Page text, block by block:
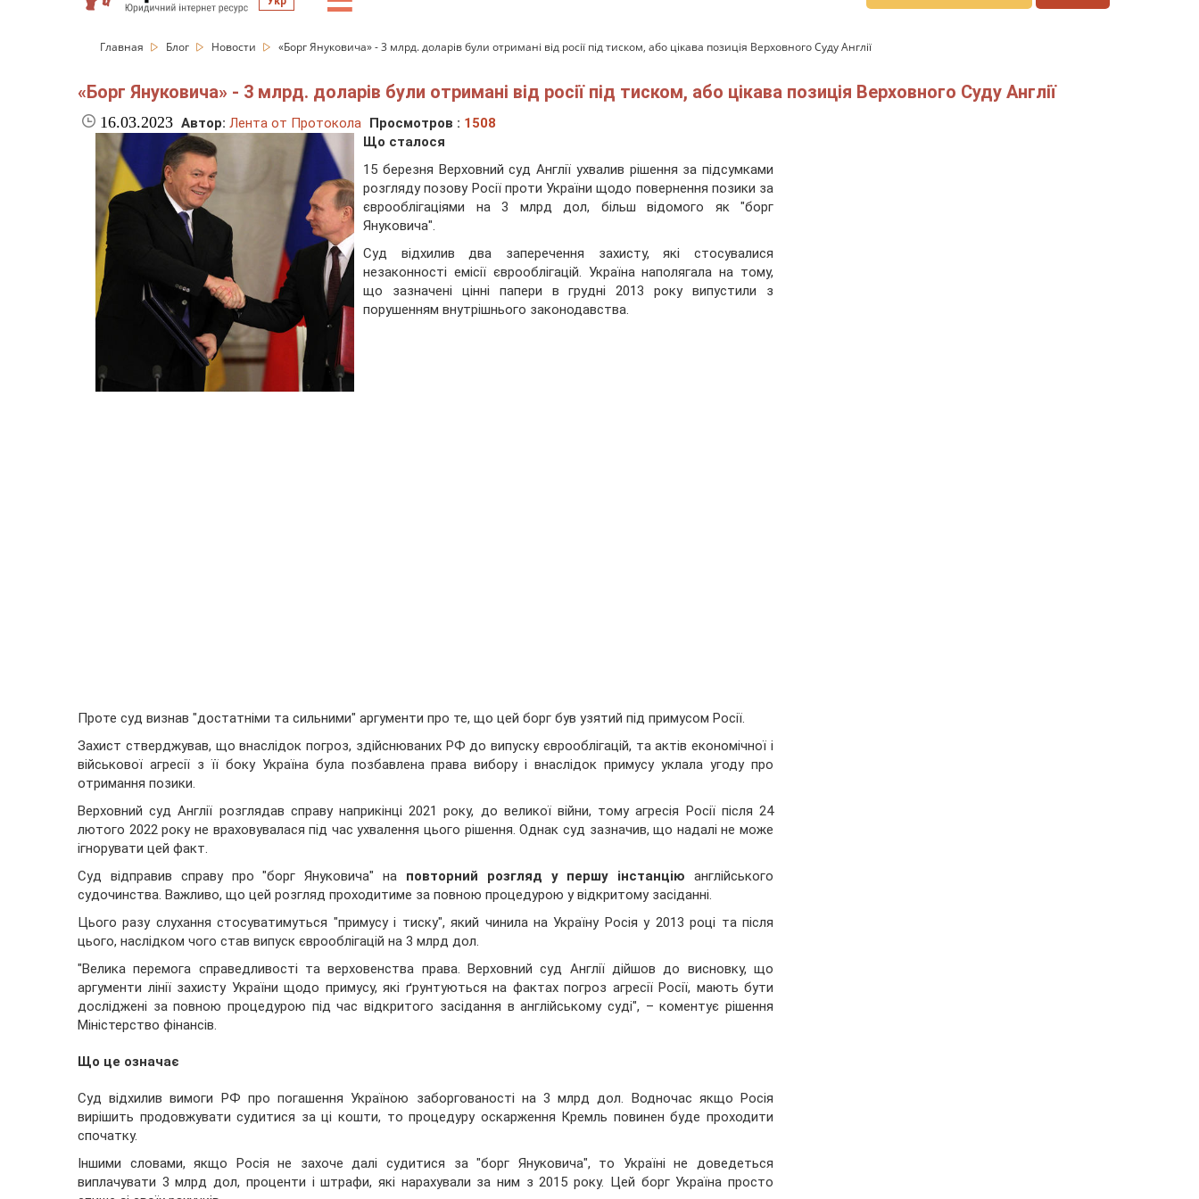
Главная Блог Новости «Борг Януковича» - 3 млрд. доларів були отримані від росії під тиском, або цікава позиція Верховного Суду Англії
«Борг Януковича» - 3 млрд. доларів були отримані від росії під тиском, або цікава позиція Верховного Суду Англії
16.03.2023 Автор: Лента от Протокола Просмотров : 1508
Що сталося
15 березня Верховний суд Англії ухвалив рішення за підсумками
розгляду позову Росії проти України щодо повернення позики за
єврооблігаціями на 3 млрд дол, більш відомого як "борг
Януковича".
Суд відхилив два заперечення захисту, які стосувалися
незаконності емісії єврооблігацій. Україна наполягала на тому,
що зазначені цінні папери в грудні 2013 року випустили з
порушенням внутрішнього законодавства.
Проте суд визнав "достатніми та сильними" аргументи про те, що цей борг був узятий під примусом Росії.
Захист стверджував, що внаслідок погроз, здійснюваних РФ до випуску єврооблігацій, та актів економічної і
військової агресії з її боку Україна була позбавлена права вибору і внаслідок примусу уклала угоду про
отримання позики.
Верховний суд Англії розглядав справу наприкінці 2021 року, до великої війни, тому агресія Росії після 24
лютого 2022 року не враховувалася під час ухвалення цього рішення. Однак суд зазначив, що надалі не може
ігнорувати цей факт.
Суд відправив справу про "борг Януковича" на повторний розгляд у першу інстанцію англійського
судочинства. Важливо, що цей розгляд проходитиме за повною процедурою у відкритому засіданні.
Цього разу слухання стосуватимуться "примусу і тиску", який чинила на Україну Росія у 2013 році та після
цього, наслідком чого став випуск єврооблігацій на 3 млрд дол.
"Велика перемога справедливості та верховенства права. Верховний суд Англії дійшов до висновку, що
аргументи лінії захисту України щодо примусу, які ґрунтуються на фактах погроз агресії Росії, мають бути
досліджені за повною процедурою під час відкритого засідання в англійському суді", – коментує рішення
Міністерство фінансів.
Що це означає
Суд відхилив вимоги РФ про погашення Україною заборгованості на 3 млрд дол. Водночас якщо Росія
вирішить продовжувати судитися за ці кошти, то процедуру оскарження Кремль повинен буде проходити
спочатку.
Іншими словами, якщо Росія не захоче далі судитися за "борг Януковича", то Україні не доведеться
виплачувати 3 млрд дол, проценти і штрафи, які нарахували за ним з 2015 року. Цей борг Україна просто